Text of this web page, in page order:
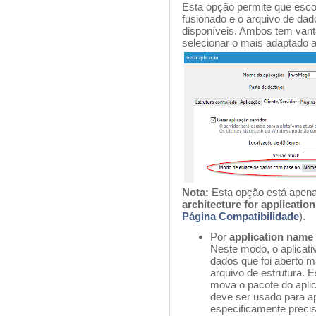
Esta opção permite que
fusionado e o arquivo de
disponíveis. Ambos tem
selecionar o mais adaptado
Nota: Esta opção está
architecture for
Página Compatibilidade).
Por application name
Neste modo, o
dados que foi aberto
arquivo de estrutura.
mova o pacote do
deve ser usado para
especificamente